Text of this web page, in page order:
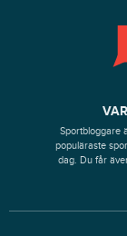
Sportbloggare
populäraste
dag. Du får